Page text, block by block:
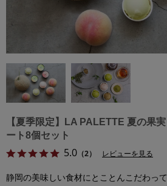
【夏季限定】LA PALETTE 夏の果
ート8個セット
5.0 （2） レビューを見る
静岡の美味しい食材にとことんこだわっ